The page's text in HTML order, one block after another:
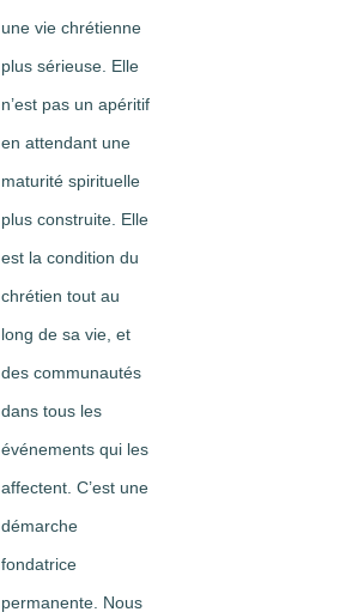
une vie chrétienne
plus sérieuse. Elle
n’est pas un apéritif
en attendant une
maturité spirituelle
plus construite. Elle
est la condition du
chrétien tout au
long de sa vie, et
des communautés
dans tous les
événements qui les
affectent. C’est une
démarche
fondatrice
permanente. Nous